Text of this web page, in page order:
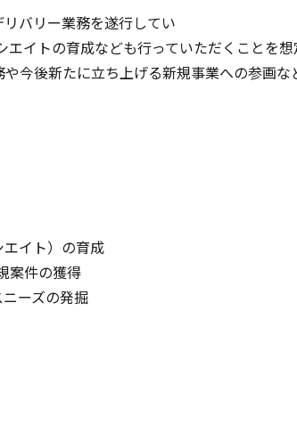
バリー業務を遂行してい
イトの育成なども行っていただくことを想
今後新たに立ち上げる新規事業への参画
イト）の育成
案件の獲得
ーズの発掘